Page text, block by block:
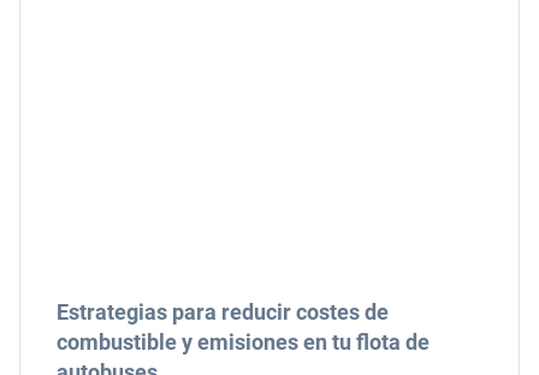
Estrategias para reducir costes de
combustible y emisiones en tu flota de